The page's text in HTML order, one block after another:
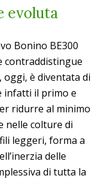
evoluta
Bonino BE300
contraddistingue
oggi, è diventata di
infatti il primo e
ridurre al minimo
nelle colture di
leggeri, forma a
delle
di tutta la